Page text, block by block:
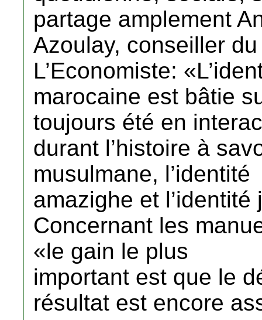
partage amplement
Azoulay, conseiller
L’Economiste:
marocaine est bâtie
toujours été en
durant l’histoire à
musulmane, l’identité
amazighe et l’identité
Concernant les
«le gain le plus
important est que le
résultat est encore